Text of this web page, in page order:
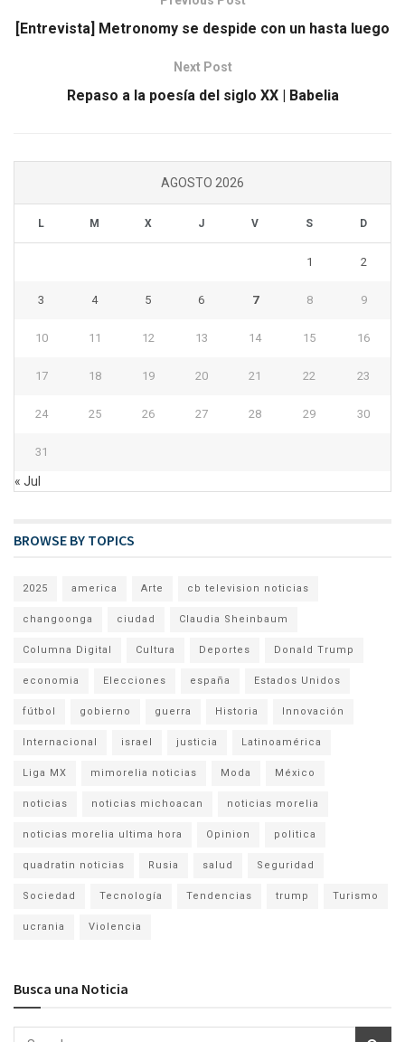
[Entrevista] Metronomy se despide con un hasta luego
Next Post
Repaso a la poesía del siglo XX | Babelia
AGOSTO 2026
L M X J V S D
1 2
3 4 5 6 7 8 9
10 11 12 13 14 15 16
17 18 19 20 21 22 23
24 25 26 27 28 29 30
31
« Jul
BROWSE BY TOPICS
2025 america Arte cb television noticias
changoonga ciudad Claudia Sheinbaum
Columna Digital Cultura Deportes Donald Trump
economia Elecciones españa Estados Unidos
fútbol gobierno guerra Historia Innovación
Internacional israel justicia Latinoamérica
Liga MX mimorelia noticias Moda México
noticias noticias michoacan noticias morelia
noticias morelia ultima hora Opinion politica
quadratin noticias Rusia salud Seguridad
Sociedad Tecnología Tendencias trump Turismo
ucrania Violencia
Busca una Noticia